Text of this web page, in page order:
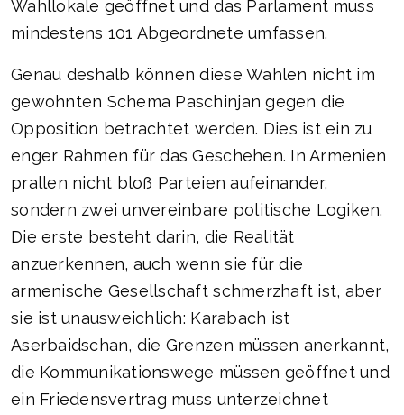
Wahllokale geöffnet und das Parlament muss
mindestens 101 Abgeordnete umfassen.
Genau deshalb können diese Wahlen nicht im
gewohnten Schema Paschinjan gegen die
Opposition betrachtet werden. Dies ist ein zu
enger Rahmen für das Geschehen. In Armenien
prallen nicht bloß Parteien aufeinander,
sondern zwei unvereinbare politische Logiken.
Die erste besteht darin, die Realität
anzuerkennen, auch wenn sie für die
armenische Gesellschaft schmerzhaft ist, aber
sie ist unausweichlich: Karabach ist
Aserbaidschan, die Grenzen müssen anerkannt,
die Kommunikationswege müssen geöffnet und
ein Friedensvertrag muss unterzeichnet